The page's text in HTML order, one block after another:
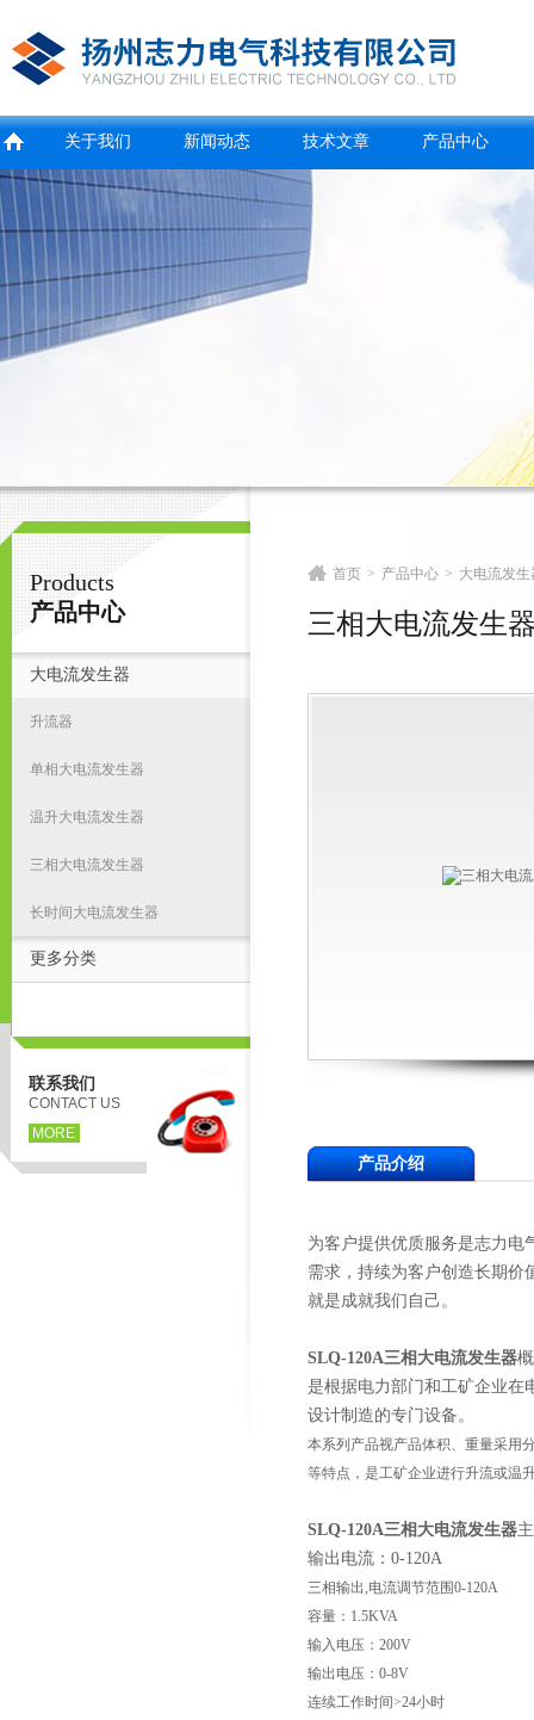
扬州志力电气科技有限公司/扬州高压测试仪
关于我们 新闻动态 技术文章 产品中心
Products
产品中心
大电流发生器
升流器
单相大电流发生器
温升大电流发生器
三相大电流发生器
长时间大电流发生器
更多分类
联系我们
CONTACT US
MORE
首页 > 产品中心 > 大电流发生
三相大电流发生
产品介绍
为客户提供优质服务是志力电
需求，持续为客户创造长期价
就是成就我们自己。
SLQ-120A三相大电流发生器
是根据电力部门和工矿企业在
设计制造的专门设备。
本系列产品视产品体积、重量采用
等特点，是工矿企业进行升流或温
SLQ-120A三相大电流发生器
输出电流：0-120A
三相输出,电流调节范围0-120A
容量：1.5KVA
输入电压：200V
输出电压：0-8V
连续工作时间>24小时